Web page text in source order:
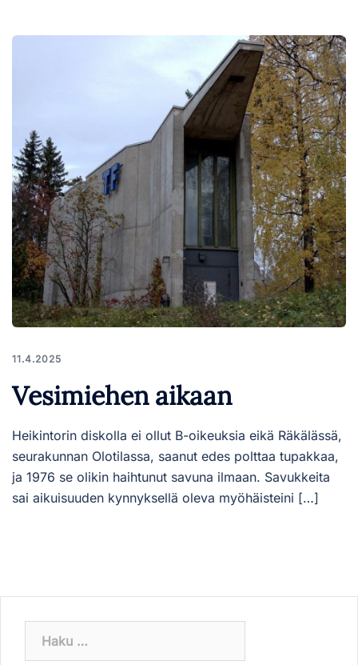
11.4.2025
Vesimiehen aikaan
Heikintorin diskolla ei ollut B-oikeuksia eikä Räkälässä,
seurakunnan Olotilassa, saanut edes polttaa tupakkaa,
ja 1976 se olikin haihtunut savuna ilmaan. Savukkeita
sai aikuisuuden kynnyksellä oleva myöhäisteini […]